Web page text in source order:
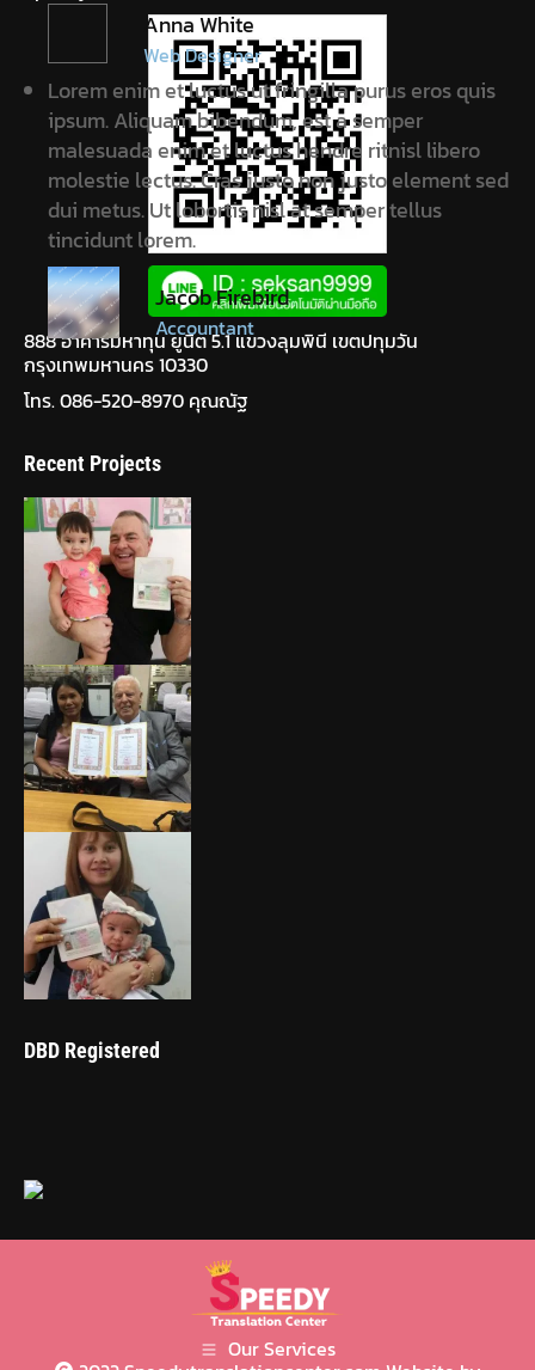
Anna White
Web Designer
Lorem enim et luctus ut fringilla purus eros quis
ipsum. Aliquam bibendum, est a semper
malesuada enim et luctus hendre ritnisl libero
molestie lectus. Cras justo non justo element sed
dui metus. Ut lobortis nisl at semper tellus
tincidunt lorem.
Jacob Firebird
Accountant
888 อาคารมหาทุน ยูนิต 5.1 แขวงลุมพินี เขตปทุมวัน
กรุงเทพมหานคร 10330
โทร. 086-520-8970 คุณณัฐ
Recent Projects
DBD Registered
Our Services